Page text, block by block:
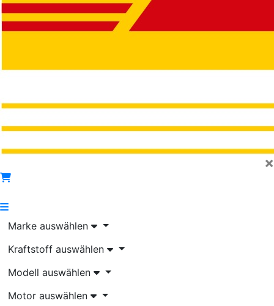
×
Marke auswählen
Kraftstoff auswählen
Modell auswählen
Motor auswählen